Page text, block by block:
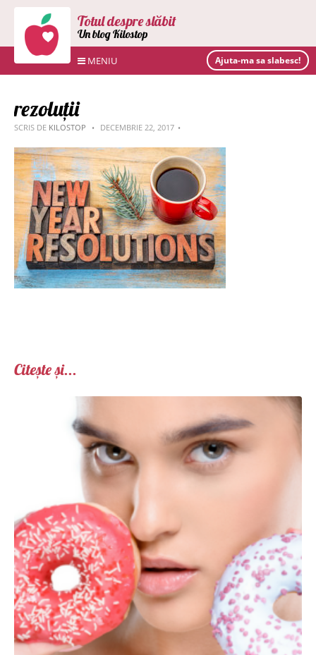
Totul despre slăbit
Un blog Kilostop
MENIU Ajuta-ma sa slabesc!
rezoluții
SCRIS DE KILOSTOP DECEMBRIE 22, 2017
Citește și...